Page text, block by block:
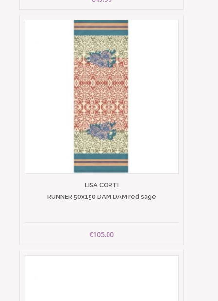
LISA CORTI
RUNNER 50x150 DAM DAM red sage
€105.00